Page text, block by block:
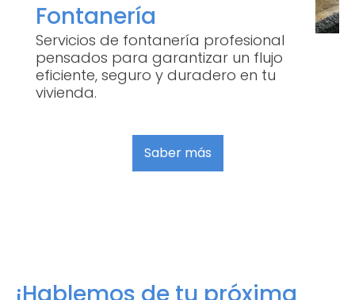
Fontanería
Servicios de fontanería profesional
pensados para garantizar un flujo
eficiente, seguro y duradero en tu
vivienda.
Saber más